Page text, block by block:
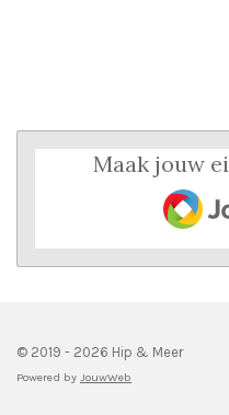
Maak jouw
© 2019 - 2026 Hip & Meer
Powered by JouwWeb